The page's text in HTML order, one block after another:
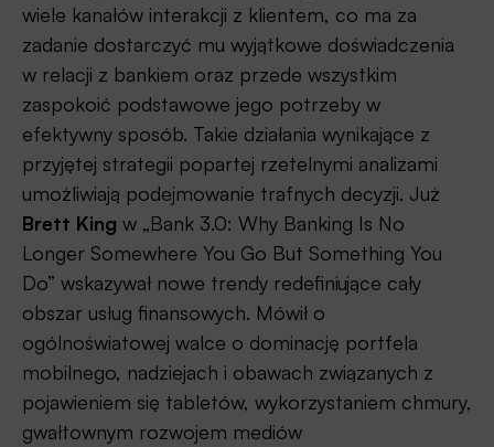
wiele kanałów interakcji z klientem, co ma za
zadanie dostarczyć mu wyjątkowe doświadczenia
w relacji z bankiem oraz przede wszystkim
zaspokoić podstawowe jego potrzeby w
efektywny sposób. Takie działania wynikające z
przyjętej strategii popartej rzetelnymi analizami
umożliwiają podejmowanie trafnych decyzji. Już
Brett King w „Bank 3.0: Why Banking Is No
Longer Somewhere You Go But Something You
Do” wskazywał nowe trendy redefiniujące cały
obszar usług finansowych. Mówił o
ogólnoświatowej walce o dominację portfela
mobilnego, nadziejach i obawach związanych z
pojawieniem się tabletów, wykorzystaniem chmury,
gwałtownym rozwojem mediów